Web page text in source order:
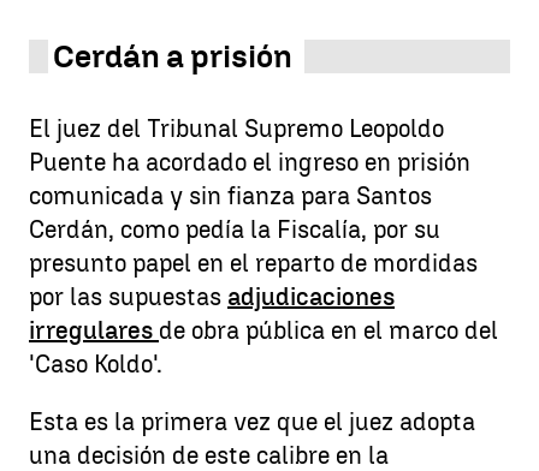
Cerdán a prisión
El juez del Tribunal Supremo Leopoldo
Puente ha acordado el ingreso en prisión
comunicada y sin fianza para Santos
Cerdán, como pedía la Fiscalía, por su
presunto papel en el reparto de mordidas
por las supuestas adjudicaciones
irregulares de obra pública en el marco del
'Caso Koldo'.
Esta es la primera vez que el juez adopta
una decisión de este calibre en la